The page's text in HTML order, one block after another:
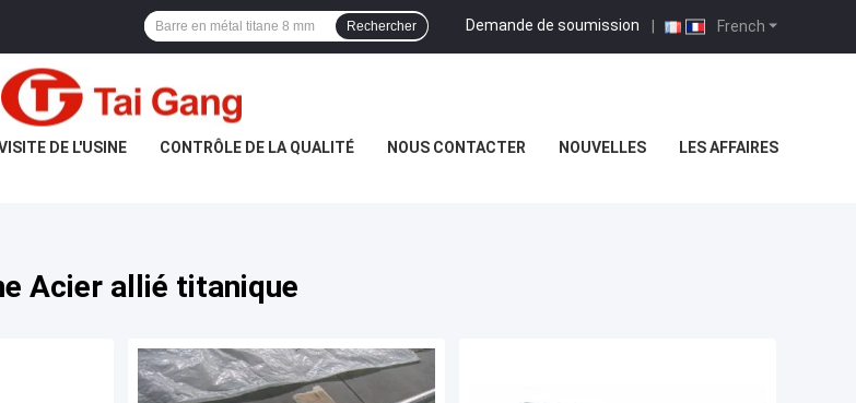
French
Demande de soumission |
Rechercher
DE L'USINE CONTRÔLE DE LA QUALITÉ NOUS CONTACTER NOUVELLES LES AFFAIRES
Acier allié titanique